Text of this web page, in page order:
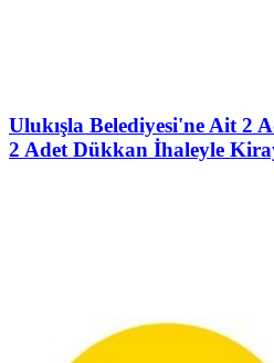
Ulukışla Belediyesi'ne Ait 2
2 Adet Dükkan İhaleyle